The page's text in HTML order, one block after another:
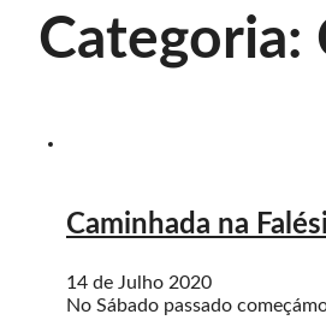
Categoria:
Caminhada na
14 de Julho 2020
No Sábado passado